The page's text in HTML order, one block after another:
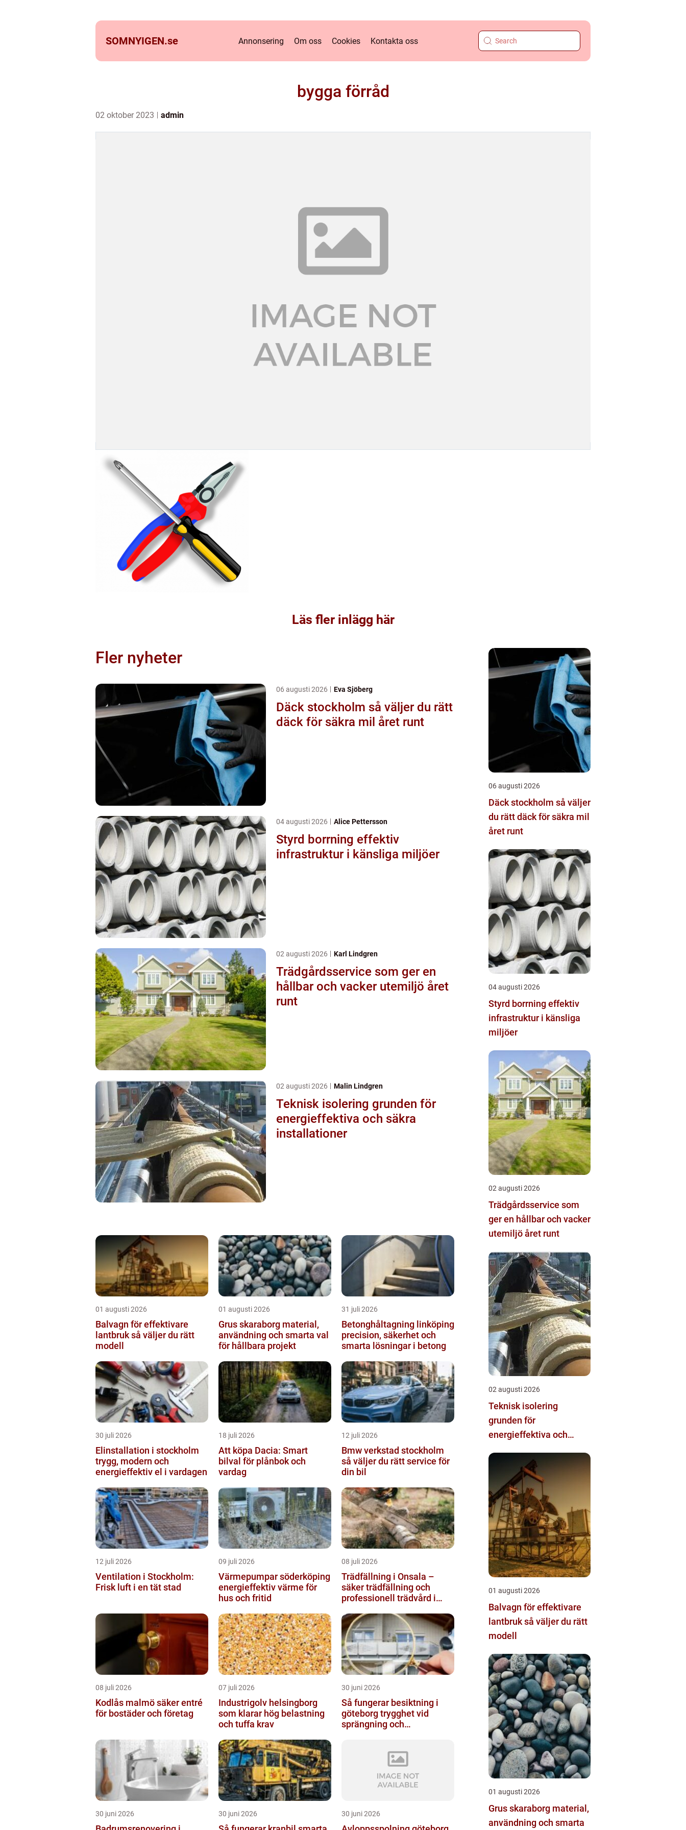
SOMNYIGEN.se Annonsering Om oss Cookies Kontakta oss
bygga förråd
02 oktober 2023 admin
Läs fler inlägg här
Fler nyheter
06 augusti 2026 Eva Sjöberg
Däck stockholm så väljer du rätt
däck för säkra mil året runt
04 augusti 2026 Alice Pettersson
Styrd borrning effektiv
infrastruktur i känsliga miljöer
02 augusti 2026 Karl Lindgren
Trädgårdsservice som ger en
hållbar och vacker utemiljö året
runt
02 augusti 2026 Malin Lindgren
Teknisk isolering grunden för
energieffektiva och säkra
installationer
01 augusti 2026
Balvagn för effektivare
lantbruk så väljer du rätt
modell
01 augusti 2026
Grus skaraborg material,
användning och smarta val
för hållbara projekt
31 juli 2026
Betonghåltagning linköping
precision, säkerhet och
smarta lösningar i betong
30 juli 2026
Elinstallation i stockholm
trygg, modern och
energieffektiv el i vardagen
18 juli 2026
Att köpa Dacia: Smart
bilval för plånbok och
vardag
12 juli 2026
Bmw verkstad stockholm
så väljer du rätt service för
din bil
12 juli 2026
Ventilation i Stockholm:
Frisk luft i en tät stad
09 juli 2026
Värmepumpar söderköping
energieffektiv värme för
hus och fritid
08 juli 2026
Trädfällning i Onsala –
säker trädfällning och
professionell trädvård i
08 juli 2026
Kodlås malmö säker entré
för bostäder och företag
07 juli 2026
Industrigolv helsingborg
som klarar hög belastning
och tuffa krav
30 juni 2026
Så fungerar besiktning i
göteborg trygghet vid
sprängning och
30 juni 2026 30 juni 2026 30 juni 2026
06 augusti 2026
Däck stockholm så väljer
du rätt däck för säkra mil
året runt
04 augusti 2026
Styrd borrning effektiv
infrastruktur i känsliga
miljöer
02 augusti 2026
Trädgårdsservice som
ger en hållbar och vacker
utemiljö året runt
02 augusti 2026
Teknisk isolering
grunden för
energieffektiva och
01 augusti 2026
Balvagn för effektivare
lantbruk så väljer du rätt
modell
01 augusti 2026
Grus skaraborg material,
användning och smarta